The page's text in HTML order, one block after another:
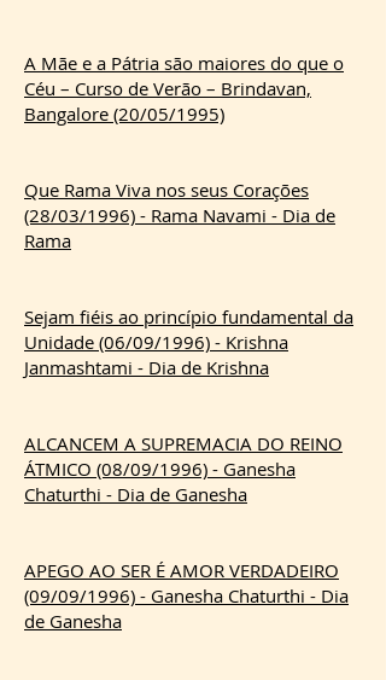
A Mãe e a Pátria são maiores do que o
Céu – Curso de Verão – Brindavan,
Bangalore (20/05/1995)
Que Rama Viva nos seus Corações
(28/03/1996) - Rama Navami - Dia de
Rama
Sejam fiéis ao princípio fundamental da
Unidade (06/09/1996) - Krishna
Janmashtami - Dia de Krishna
ALCANCEM A SUPREMACIA DO REINO
ÁTMICO (08/09/1996) - Ganesha
Chaturthi - Dia de Ganesha
APEGO AO SER É AMOR VERDADEIRO
(09/09/1996) - Ganesha Chaturthi - Dia
de Ganesha